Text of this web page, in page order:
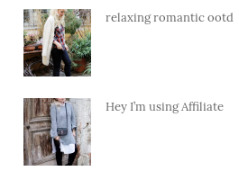
relaxing romantic ootd
Hey I’m using Affiliate